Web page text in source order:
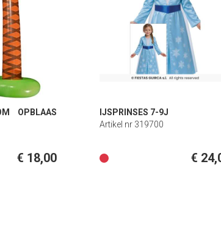
OPBLAAS
€ 18,00
IJSPRINSES 7-9J
Artikel nr 319700
€